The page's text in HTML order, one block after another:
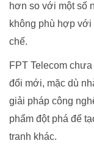
hơn so với một số
không phù hợp với
chế.
FPT Telecom
đổi mới, mặc dù
giải pháp công
phẩm đột phá để
tranh khác.